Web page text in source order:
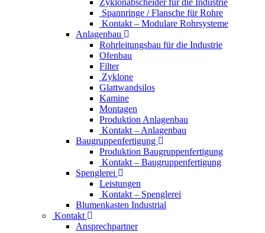
Zyklonabscheider für die Industrie
Spannringe / Flansche für Rohre
Kontakt – Modulare Rohrsysteme
Anlagenbau
Rohrleitungsbau für die Industrie
Ofenbau
Filter
Zyklone
Glattwandsilos
Kamine
Montagen
Produktion Anlagenbau
Kontakt – Anlagenbau
Baugruppenfertigung
Produktion Baugruppenfertigung
Kontakt – Baugruppenfertigung
Spenglerei
Leistungen
Kontakt – Spenglerei
Blumenkasten Industrial
Kontakt
Ansprechpartner